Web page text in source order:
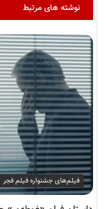
نوشته های مرتبط
فیلم‌های جشنواره فیلم فجر